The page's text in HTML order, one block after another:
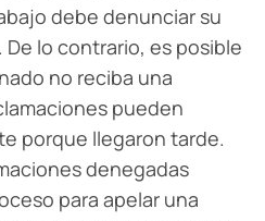
debe denunciar su
lo contrario, es posible
no reciba una
pueden
porque llegaron tarde.
denegadas
para apelar una